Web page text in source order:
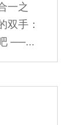
一之
双手：
──...